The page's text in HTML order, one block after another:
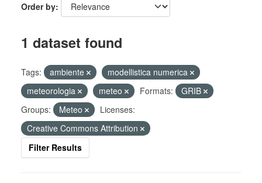
Order by
1 dataset found
Tags: ambiente
modellistica numerica
meteorologia
meteo Formats:
GRIB
Groups:
Meteo
Licenses:
Creative Commons Attribution
Filter Results